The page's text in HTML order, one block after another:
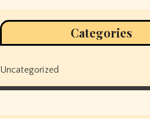
Categories
Uncategorized